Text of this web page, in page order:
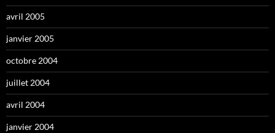
avril 2005
janvier 2005
octobre 2004
juillet 2004
avril 2004
janvier 2004